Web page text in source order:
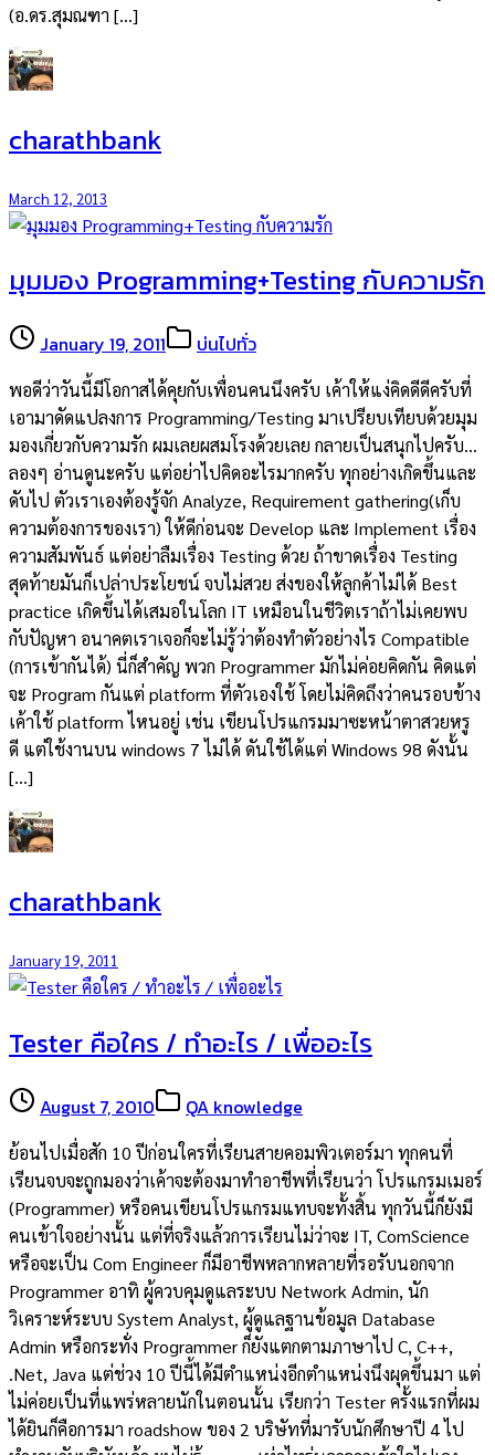
(อ.ดร.สุมณฑา […]
charathbank
March 12, 2013
มุมมอง Programming+Testing กับความรัก
January 19, 2011 บ่นไปทั่ว
พอดีว่าวันนี้มีโอกาสได้คุยกับเพื่อนคนนึงครับ เค้าให้แง่คิดดีดีครับที่
เอามาดัดแปลงการ Programming/Testing มาเปรียบเทียบด้วยมุม
มองเกี่ยวกับความรัก ผมเลยผสมโรงด้วยเลย กลายเป็นสนุกไปครับ…
ลองๆ อ่านดูนะครับ แต่อย่าไปคิดอะไรมากครับ ทุกอย่างเกิดขึ้นและ
ดับไป ตัวเราเองต้องรู้จัก Analyze, Requirement gathering(เก็บ
ความต้องการของเรา) ให้ดีก่อนจะ Develop และ Implement เรื่อง
ความสัมพันธ์ แต่อย่าลืมเรื่อง Testing ด้วย ถ้าขาดเรื่อง Testing
สุดท้ายมันก็เปล่าประโยชน์ จบไม่สวย ส่งของให้ลูกค้าไม่ได้ Best
practice เกิดขึ้นได้เสมอในโลก IT เหมือนในชีวิตเราถ้าไม่เคยพบ
กับปัญหา อนาคตเราเจอก็จะไม่รู้ว่าต้องทำตัวอย่างไร Compatible
(การเข้ากันได้) นี่ก็สำคัญ พวก Programmer มักไม่ค่อยคิดกัน คิดแต่
จะ Program กันแต่ platform ที่ตัวเองใช้ โดยไม่คิดถึงว่าคนรอบข้าง
เค้าใช้ platform ไหนอยู่ เช่น เขียนโปรแกรมมาซะหน้าตาสวยหรู
ดี แต่ใช้งานบน windows 7 ไม่ได้ ดันใช้ได้แต่ Windows 98 ดังนั้น
[…]
charathbank
January 19, 2011
Tester คือใคร / ทำอะไร / เพื่ออะไร
August 7, 2010 QA knowledge
ย้อนไปเมื่อสัก 10 ปีก่อนใครที่เรียนสายคอมพิวเตอร์มา ทุกคนที่
เรียนจบจะถูกมองว่าเค้าจะต้องมาทำอาชีพที่เรียนว่า โปรแกรมเมอร์
(Programmer) หรือคนเขียนโปรแกรมแทบจะทั้งสิ้น ทุกวันนี้ก็ยังมี
คนเข้าใจอย่างนั้น แต่ที่จริงแล้วการเรียนไม่ว่าจะ IT, ComScience
หรือจะเป็น Com Engineer ก็มีอาชีพหลากหลายที่รอรับนอกจาก
Programmer อาทิ ผู้ควบคุมดูแลระบบ Network Admin, นัก
วิเคราะห์ระบบ System Analyst, ผู้ดูแลฐานข้อมูล Database
Admin หรือกระทั่ง Programmer ก็ยังแตกตามภาษาไป C, C++,
.Net, Java แต่ช่วง 10 ปีนี้ได้มีตำแหน่งอีกตำแหน่งนึงผุดขึ้นมา แต่
ไม่ค่อยเป็นที่แพร่หลายนักในตอนนั้น เรียกว่า Tester ครั้งแรกที่ผม
ได้ยินก็คือการมา roadshow ของ 2 บริษัทที่มารับนักศึกษาปี 4 ไป